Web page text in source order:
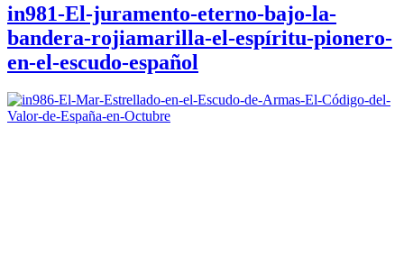
in981-El-juramento-eterno-bajo-la-
bandera-rojiamarilla-el-espíritu-pionero-
en-el-escudo-español